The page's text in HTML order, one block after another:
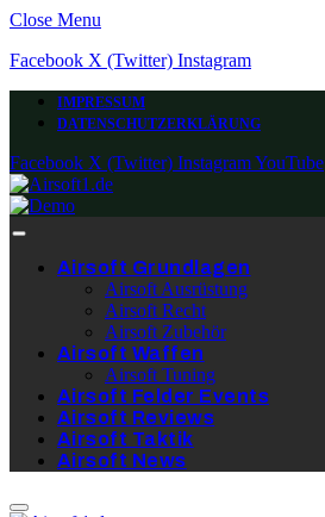
Close Menu
Facebook X (Twitter) Instagram
IMPRESSUM
DATENSCHUTZERKLÄRUNG
Facebook X (Twitter) InstagramYouTube
Airsoft Grundlagen
Airsoft Ausrüstung
Airsoft Recht
Airsoft Zubehör
Airsoft Waffen
Airsoft Tuning
Airsoft Felder Events
Airsoft Reviews
Airsoft Taktik
Airsoft News